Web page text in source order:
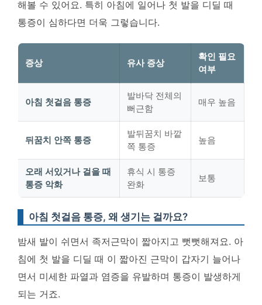
해볼 수 있어요. 특히 아침에 일어나 첫 발을 디딜 때
통증이 심하다면 더욱 그렇습니다.
증상 유사 증상
확인 필요
여부
아침 첫걸음 통증
발바닥 전체의
뻐근함
매우 높음
뒤꿈치 안쪽 통증
발뒤꿈치 바깥
쪽 통증
높음
오래 서있거나 걸을 때
통증 악화
휴식 시 통증
완화
보통
아침 첫걸음 통증, 왜 생기는 걸까요?
밤새 발이 쉬면서 족저근막이 짧아지고 뻣뻣해져요. 아
침에 첫 발을 디딜 때 이 짧아진 근막이 갑자기 늘어나
면서 미세한 파열과 염증을 유발하며 통증이 발생하게
되는 거죠.